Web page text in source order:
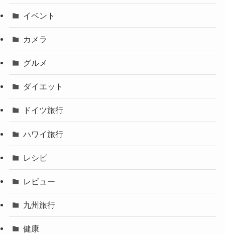
イベント
カメラ
グルメ
ダイエット
ドイツ旅行
ハワイ旅行
レシピ
レビュー
九州旅行
健康